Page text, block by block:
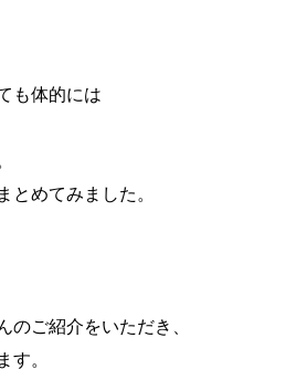
も体的には
とめてみました。
のご紹介をいただき、
す。